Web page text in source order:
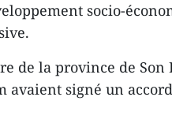
socio-
de la province de Son
avaient signé un